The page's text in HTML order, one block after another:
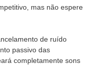
mas não espere
de ruído
passivo das
completamente sons